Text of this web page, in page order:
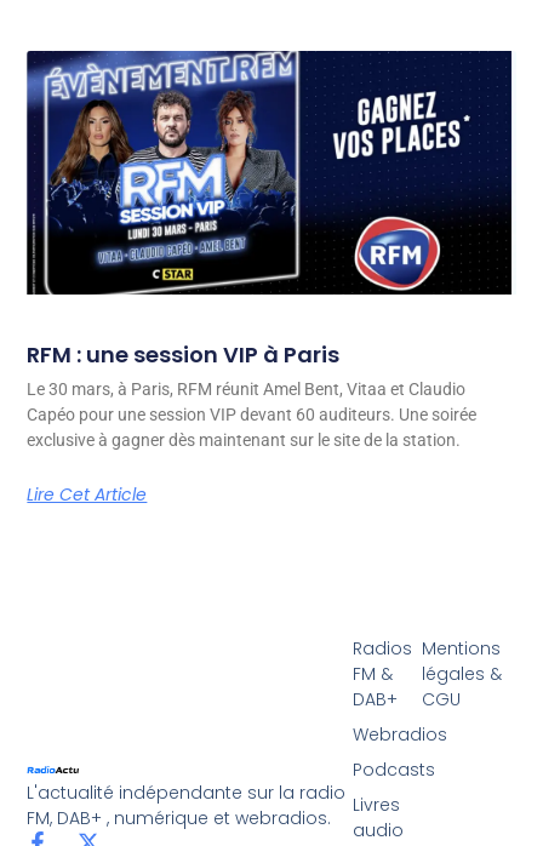
RFM : une session VIP à Paris
Le 30 mars, à Paris, RFM réunit Amel Bent, Vitaa et Claudio
Capéo pour une session VIP devant 60 auditeurs. Une soirée
exclusive à gagner dès maintenant sur le site de la station.
Lire Cet Article
L'actualité indépendante sur la radio
FM, DAB+ , numérique et webradios.
Radios
FM &
DAB+
Webradios
Podcasts
Livres
audio
Mentions
légales &
CGU